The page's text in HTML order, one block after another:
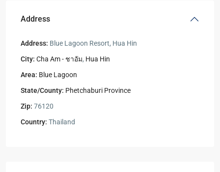
Address
Address: Blue Lagoon Resort, Hua Hin
City: Cha Am - ชาอัม, Hua Hin
Area: Blue Lagoon
State/County: Phetchaburi Province
Zip: 76120
Country: Thailand